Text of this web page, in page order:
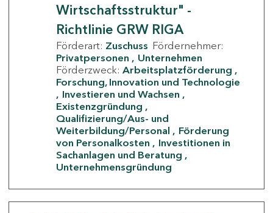
Wirtschaftsstruktur" -
Richtlinie GRW RIGA
Förderart: Zuschuss Fördernehmer:
Privatpersonen
Unternehmen
Förderzweck: Arbeitsplatzförderung
Forschung, Innovation und Technologie
Investieren und Wachsen
Existenzgründung
Qualifizierung/Aus- und
Weiterbildung/Personal
Förderung
von Personalkosten
Investitionen in
Sachanlagen und Beratung
Unternehmensgründung